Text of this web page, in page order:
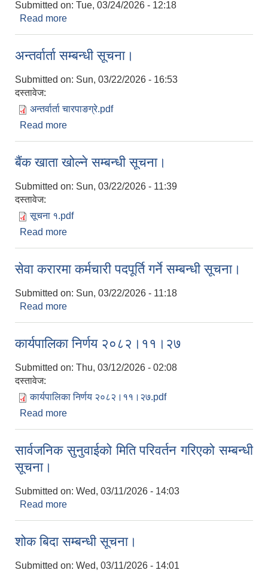
Submitted on: Tue, 03/24/2026 - 12:18
Read more
अन्तर्वार्ता सम्बन्धी सूचना।
Submitted on: Sun, 03/22/2026 - 16:53
दस्तावेज:
अन्तर्वार्ता चारपाङग्रे.pdf
Read more
बैंक खाता खोल्ने सम्बन्धी सूचना।
Submitted on: Sun, 03/22/2026 - 11:39
दस्तावेज:
सूचना १.pdf
Read more
सेवा करारमा कर्मचारी पदपूर्ति गर्ने सम्बन्धी सूचना।
Submitted on: Sun, 03/22/2026 - 11:18
Read more
कार्यपालिका निर्णय २०८२।११।२७
Submitted on: Thu, 03/12/2026 - 02:08
दस्तावेज:
कार्यपालिका निर्णय २०८२।११।२७.pdf
Read more
सार्वजनिक सुनुवाईको मिति परिवर्तन गरिएको सम्बन्धी
सूचना।
Submitted on: Wed, 03/11/2026 - 14:03
Read more
शोक बिदा सम्बन्धी सूचना।
Submitted on: Wed, 03/11/2026 - 14:01